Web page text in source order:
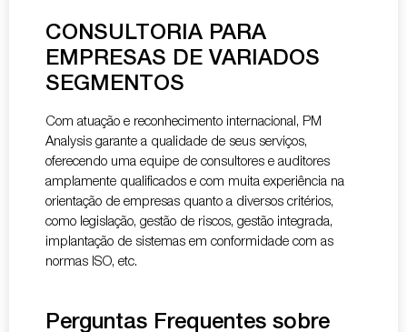
CONSULTORIA PARA
EMPRESAS DE VARIADOS
SEGMENTOS
Com atuação e reconhecimento internacional, PM
Analysis garante a qualidade de seus serviços,
oferecendo uma equipe de consultores e auditores
amplamente qualificados e com muita experiência na
orientação de empresas quanto a diversos critérios,
como legislação, gestão de riscos, gestão integrada,
implantação de sistemas em conformidade com as
normas ISO, etc.
Perguntas Frequentes sobre